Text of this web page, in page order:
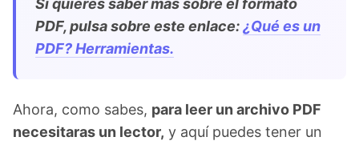
Si quieres saber más sobre el formato
PDF, pulsa sobre este enlace:¿Qué es un
PDF? Herramientas.
Ahora, como sabes, para leer un archivo PDF
necesitaras un lector, y aquí puedes tener un